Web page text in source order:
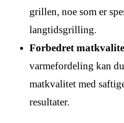
grillen, noe som er
langtidsgrilling.
Forbedret
varmefordeling kan
matkvalitet med
resultater.